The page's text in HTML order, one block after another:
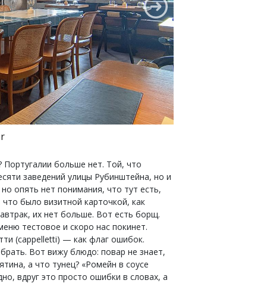
больше нет. Той, что
заведений улицы Рубинштейна, но и
опять нет понимания, что тут есть,
было визитной карточкой, как
их нет больше. Вот есть борщ.
тестовое и скоро нас покинет.
(cappelletti) — как флаг ошибок.
Вот вижу блюдо: повар не знает,
а что тунец? «Ромейн в соусе
вдруг это просто ошибки в словах, а